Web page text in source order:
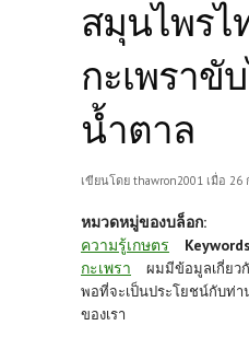
สมุนไพรไ
กะเพราขั
น้ำตาล
เขียนโดย thawron2001 เมื่อ 26
หมวดหมู่ของบล็อก:
ความรู้เกษตร
กะเพรา
ผมมีข้อมูลเกี่ยว
พอที่จะเป็นประโยชน์กับท่
ของเรา